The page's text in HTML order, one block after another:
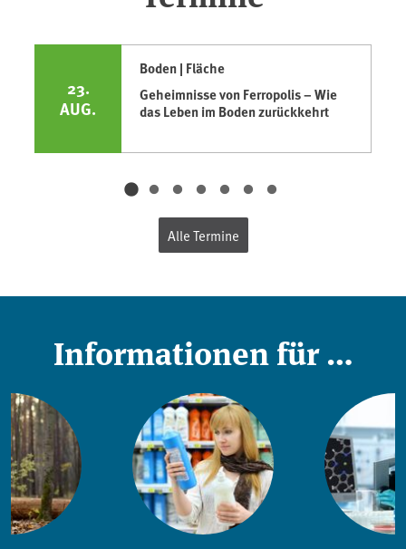
23.
AUG.
Boden | Fläche
Geheimnisse von Ferropolis – Wie
das Leben im Boden zurückkehrt
Alle Termine
Informationen für …